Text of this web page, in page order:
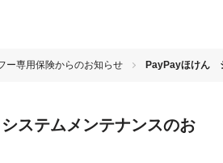
ー専用保険からのお知らせ PayPayほけん
ステムメンテナンスのお